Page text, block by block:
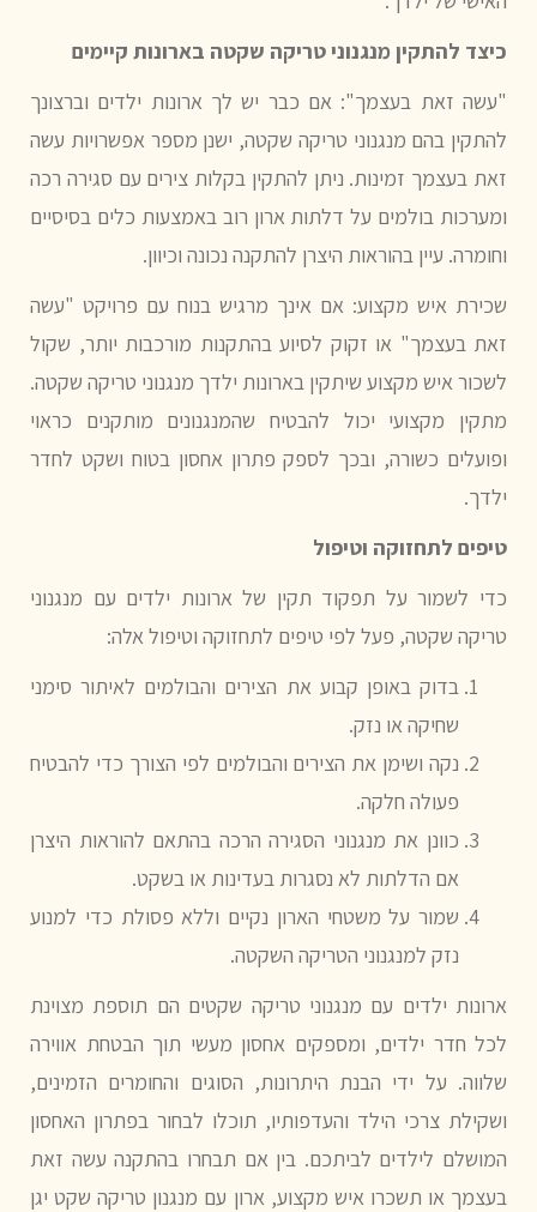
כיצד להתקין מנגנוני טריקה שקטה בארונות קיימים
"עשה זאת בעצמך": אם כבר יש לך ארונות ילדים וברצונך
להתקין בהם מנגנוני טריקה שקטה, ישנן מספר אפשרויות עשה
זאת בעצמך זמינות. ניתן להתקין בקלות צירים עם סגירה רכה
ומערכות בולמים על דלתות ארון רוב באמצעות כלים בסיסיים
וחומרה. עיין בהוראות היצרן להתקנה נכונה וכיוון.
שכירת איש מקצוע: אם אינך מרגיש בנוח עם פרויקט "עשה
זאת בעצמך" או זקוק לסיוע בהתקנות מורכבות יותר, שקול
לשכור איש מקצוע שיתקין בארונות ילדך מנגנוני טריקה שקטה.
מתקין מקצועי יכול להבטיח שהמנגנונים מותקנים כראוי
ופועלים כשורה, ובכך לספק פתרון אחסון בטוח ושקט לחדר
ילדך.
טיפים לתחזוקה וטיפול
כדי לשמור על תפקוד תקין של ארונות ילדים עם מנגנוני
טריקה שקטה, פעל לפי טיפים לתחזוקה וטיפול אלה:
בדוק באופן קבוע את הצירים והבולמים לאיתור סימני
שחיקה או נזק.
נקה ושימן את הצירים והבולמים לפי הצורך כדי להבטיח
פעולה חלקה.
כוונן את מנגנוני הסגירה הרכה בהתאם להוראות היצרן
אם הדלתות לא נסגרות בעדינות או בשקט.
שמור על משטחי הארון נקיים וללא פסולת כדי למנוע
נזק למנגנוני הטריקה השקטה.
ארונות ילדים עם מנגנוני טריקה שקטים הם תוספת מצוינת
לכל חדר ילדים, ומספקים אחסון מעשי תוך הבטחת אווירה
שלווה. על ידי הבנת היתרונות, הסוגים והחומרים הזמינים,
ושקילת צרכי הילד והעדפותיו, תוכלו לבחור בפתרון האחסון
המושלם לילדים לביתכם. בין אם תבחרו בהתקנה עשה זאת
בעצמך או תשכרו איש מקצוע, ארון עם מנגנון טריקה שקט יגן